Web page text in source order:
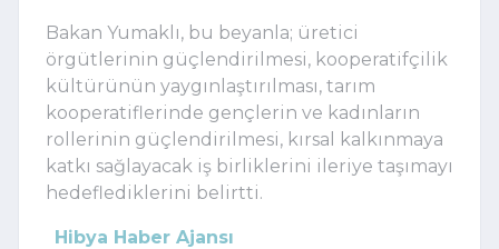
Bakan Yumaklı, bu beyanla; üretici
örgütlerinin güçlendirilmesi, kooperatifçilik
kültürünün yaygınlaştırılması, tarım
kooperatiflerinde gençlerin ve kadınların
rollerinin güçlendirilmesi, kırsal kalkınmaya
katkı sağlayacak iş birliklerini ileriye taşımayı
hedeflediklerini belirtti.
Hibya Haber Ajansı